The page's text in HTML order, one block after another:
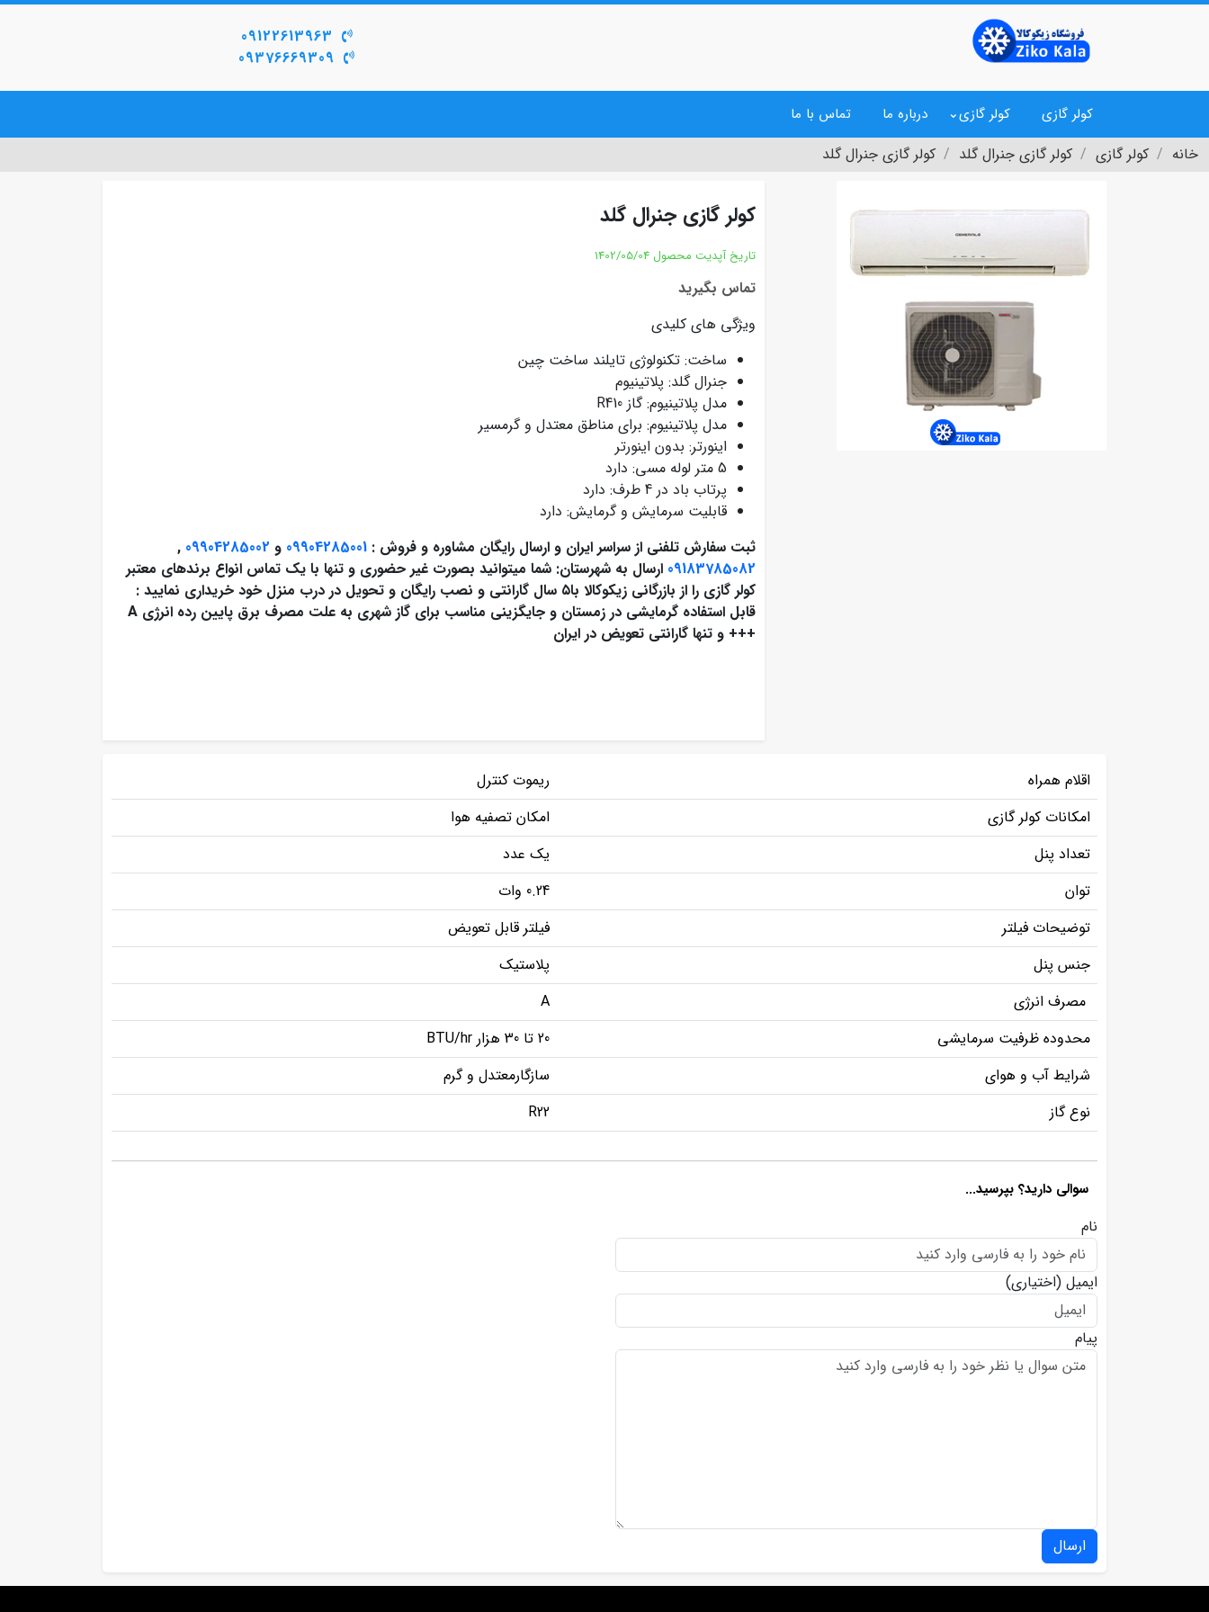
09122613963
09376669309
کولر گازی کولر گازی درباره ما تماس با ما
خانه کولر گازی کولر گازی جنرال گلد کولر گازی جنرال گلد
کولر گازی جنرال گلد
تاریخ آپدیت محصول 1402/05/04
تماس بگیرید
ویژگی های کلیدی
ساخت: تکنولوژی تایلند ساخت چین
جنرال گلد: پلاتینیوم
مدل پلاتینیوم: گاز R410
مدل پلاتینیوم: برای مناطق معتدل و گرمسیر
اینورتر: بدون اینورتر
5 متر لوله مسی: دارد
پرتاب باد در 4 طرف: دارد
قابلیت سرمایش و گرمایش: دارد
ثبت سفارش تلفنی از سراسر ایران و ارسال رایگان مشاوره و فروش : 09904285001 و
,
09183785082 ارسال به شهرستان: شما میتوانید بصورت غیر حضوری و تنها با یک تماس انواع برندهای معتبر
کولر گازی را از بازرگانی زیکوکالا با۵ سال گارانتی و نصب رایگان و تحویل در درب منزل خود خریداری نمایید :
قابل استفاده گرمایشی در زمستان و جایگزینی مناسب برای گاز شهری به علت مصرف برق پایین رده انرژی A
+++ و تنها گارانتی تعویض در ایران
اقلام همراه
ریموت کنترل
امکانات کولر گازی
امکان تصفیه هوا
تعداد پنل
یک عدد
توان
0.24 وات
توضیحات فیلتر
فیلتر قابل تعویض
جنس پنل
پلاستیک
مصرف انرژی
A
محدوده ظرفیت سرمایشی
20 تا 30 هزار BTU/hr
شرایط آب و هوای
سازگارمعتدل و گرم
نوع گاز
R22
سوالی دارید؟ بپرسید...
نام
ایمیل (اختیاری)
پیام
ارسال